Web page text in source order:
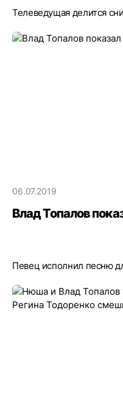
Телеведущая делится
06.07.2019
Влад Топалов
Певец исполнил песню